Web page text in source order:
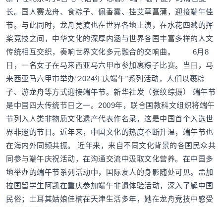
长。国人赛龙舟、食粽子、佩香囊、挂艾草菖蒲，迎接端午佳
节。与此同时，龙舟竞渡也在世界各地上演，在水花四溅的挥
桨竞技之间，中华文化的深厚内涵与世界各国丰富多样的人文
传统相互交织，奏响世界文化多元融合的交响曲。 6月8
日，一名女子在马来西亚马六甲市参加裹粽子比赛。当日，马
来西亚马六甲市举办“2024年庆端午”系列活动，人们以裹粽
子、游龙舟等方式迎接端午节。新华社发（张纹综摄） 端午节
是中国四大传统节日之一。2009年，联合国教科文组织将端午
节列入人类非物质文化遗产代表作名录，这是中国首个入选世
界非遗的节日。近年来，中国文化的热度不断升温，端午节也
在海内外同频共振。 近年来，来自不同文化背景的各国民众共
同参与端午庆祝活动，在沟通交流中汲取文化营养。在中国多
地举办的端午节系列活动中，国际友人的身影随处可见。孟加
拉国留学生阿凯在重庆参加端午非遗体验活动，深入了解中国
民俗；土耳其姑娘佳楠在天津生活多年，她在龙舟竞技中感受